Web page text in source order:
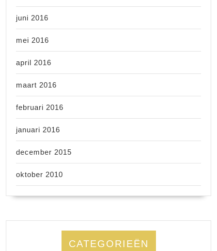
juni 2016
mei 2016
april 2016
maart 2016
februari 2016
januari 2016
december 2015
oktober 2010
CATEGORIEËN